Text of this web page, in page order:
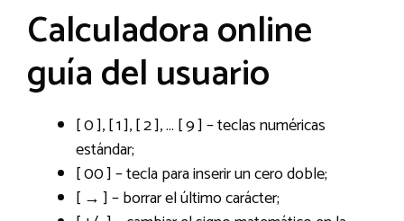
Calculadora online
guía del usuario
[ 0 ], [ 1 ], [ 2 ], … [ 9 ] – teclas numéricas
estándar;
[ 00 ] – tecla para inserir un cero doble;
[ → ] – borrar el último carácter;